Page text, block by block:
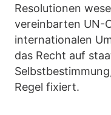
Resolutionen
vereinbarten UN-
internationalen
das Recht auf
Regel fixiert.